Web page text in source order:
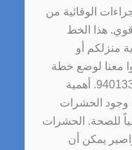
الوقائية من
هذا الخط
منزلكم أو
معنا لوضع خطة
وقائية مخصصة عبر الاتصال بالرقم 94013317. أهمية
وجود الحشرات
للصحة. الحشرات
يمكن أن